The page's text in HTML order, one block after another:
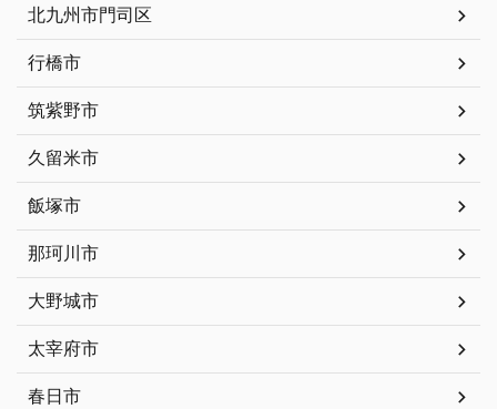
北九州市門司区
行橋市
筑紫野市
久留米市
飯塚市
那珂川市
大野城市
太宰府市
春日市